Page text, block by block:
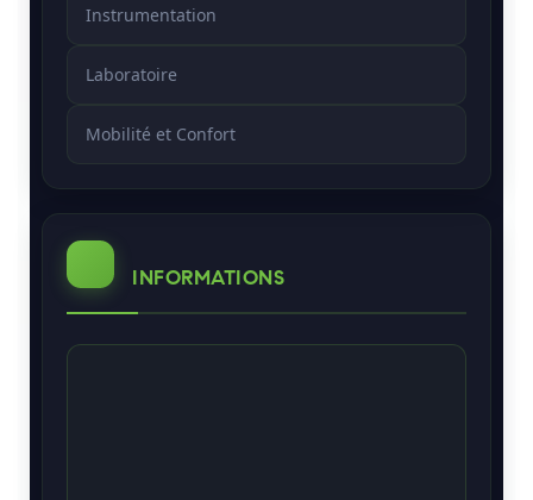
Instrumentation
Laboratoire
Mobilité et Confort
INFORMATIONS